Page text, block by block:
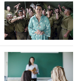
קריפטו
ויראלי
טלוויזיה
עסקי